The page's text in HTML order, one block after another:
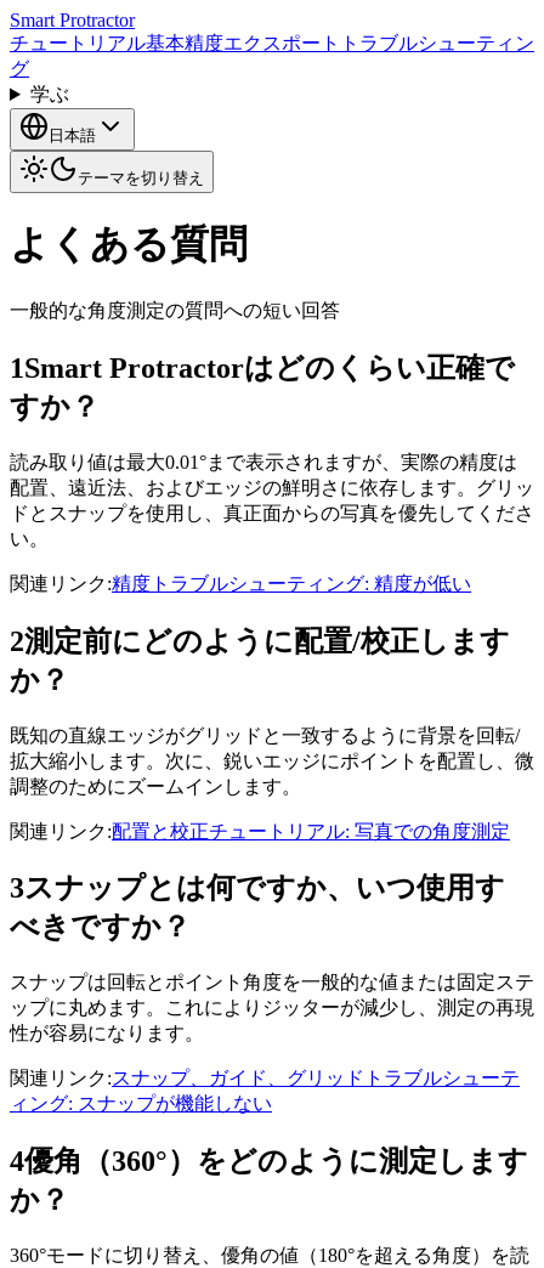
Smart Protractor
チュートリアル基本精度エクスポート トラブルシューティン
グ
学ぶ
日本語
テーマを切り替え
よくある質問
一般的な角度測定の質問への短い回答
1Smart Protractorはどのくらい正確で
すか？
読み取り値は最大0.01°まで表示されますが、実際の精度は
配置、遠近法、およびエッジの鮮明さに依存します。グリッ
ドとスナップを使用し、真正面からの写真を優先してくださ
い。
関連リンク:精度 トラブルシューティング: 精度が低い
2測定前にどのように配置/校正します
か？
既知の直線エッジがグリッドと一致するように背景を回転/
拡大縮小します。次に、鋭いエッジにポイントを配置し、微
調整のためにズームインします。
関連リンク:配置と校正チュートリアル: 写真での角度測定
3スナップとは何ですか、いつ使用す
べきですか？
スナップは回転とポイント角度を一般的な値または固定ステ
ップに丸めます。これによりジッターが減少し、測定の再現
性が容易になります。
関連リンク:スナップ、ガイド、グリッド トラブルシューテ
ィング: スナップが機能しない
4優角（360°）をどのように測定します
か？
360°モードに切り替え、優角の値（180°を超える角度）を読